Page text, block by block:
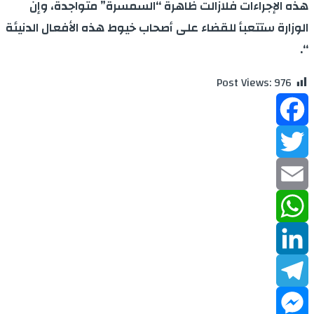
هذه الإجراءات فلازالت ظاهرة “السمسرة” متواجدة، وإن
الوزارة ستتعبأ للقضاء على أصحاب خيوط هذه الأفعال الدنيئة
“.
Post Views:976
Facebook
Twitter
Email
WhatsApp
LinkedIn
Telegram